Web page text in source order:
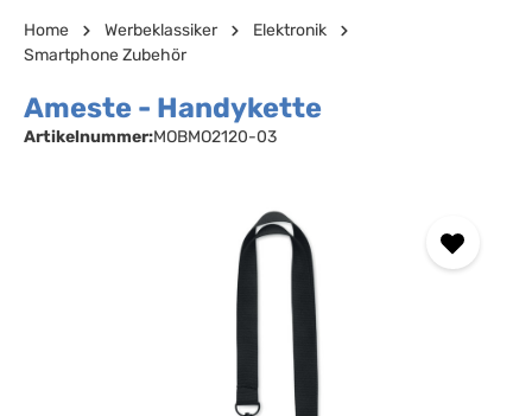
Home Werbeklassiker
Elektronik
Smartphone Zubehör
Ameste - Handykette
Artikelnummer:MOBMO2120-03